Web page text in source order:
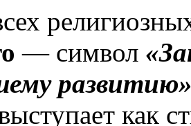
— символ
как